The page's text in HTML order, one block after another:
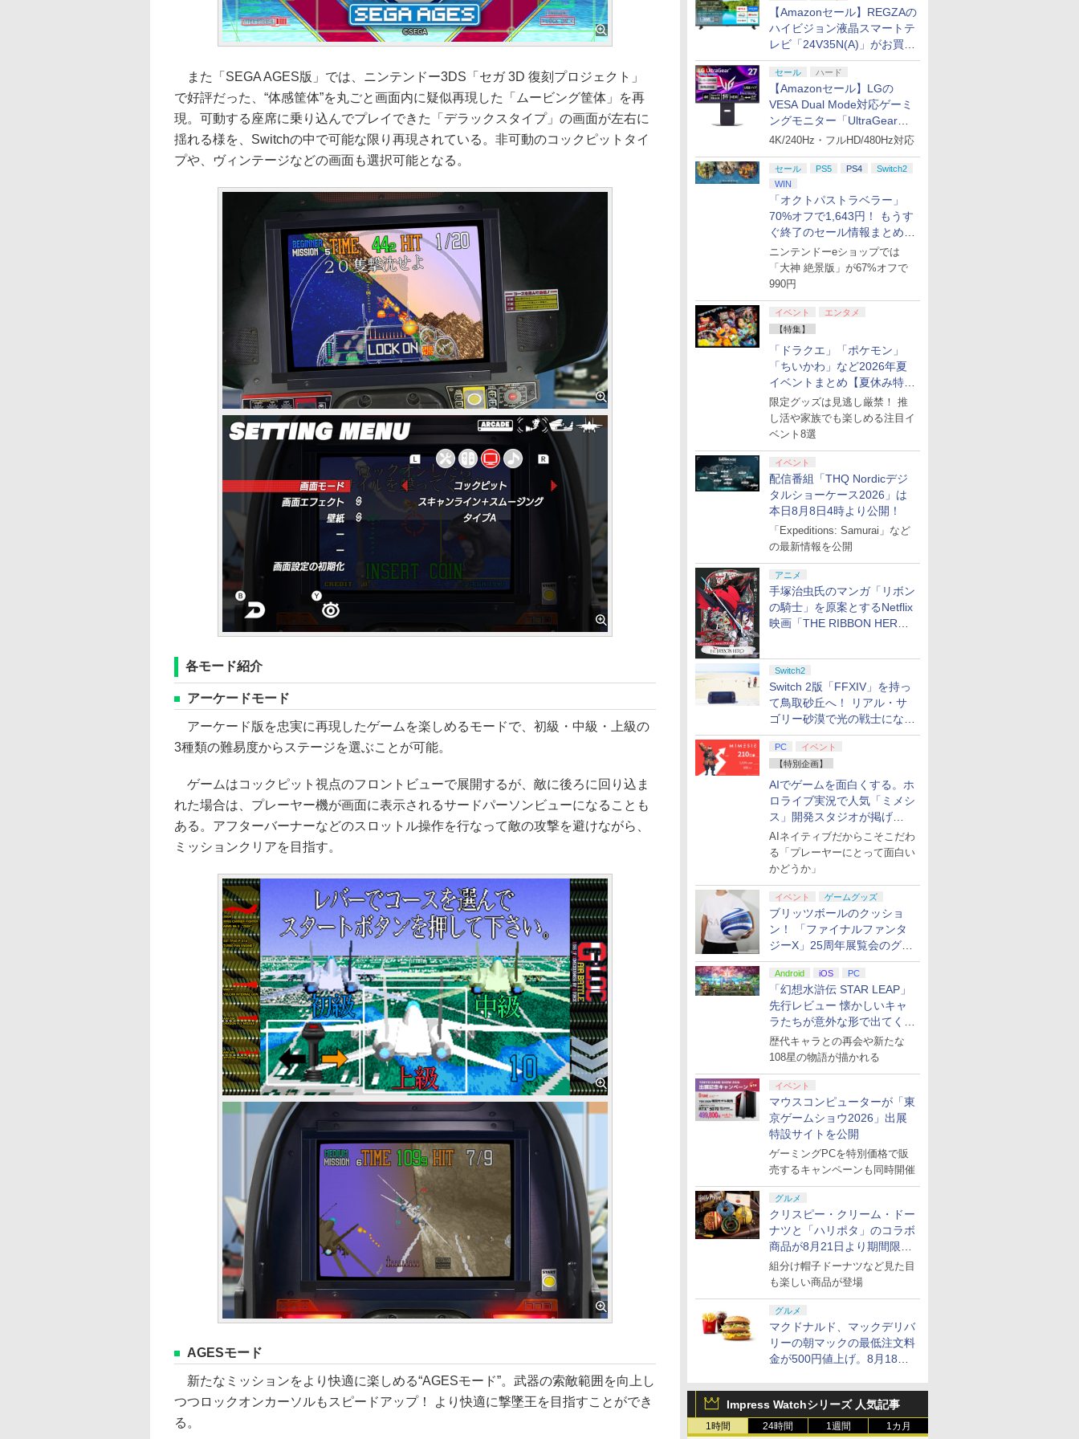
【Amazonセール】REGZAの
ハイビジョン液晶スマートテ
レビ「24V35N(A)」がお買い
得！
セール ハード
【Amazonセール】LGの
VESA Dual Mode対応ゲーミ
ングモニター「UltraGear
27G850A-B」がお買い得！
4K/240Hz・フルHD/480Hz対応
セール PS5 PS4
Switch2
WIN
「オクトパストラベラー」
70%オフで1,643円！ もうす
ぐ終了のセール情報まとめ
【8月8日更新】
ニンテンドーeショップでは
「大神 絶景版」が67%オフで
990円
イベント
エンタメ
【特集】
「ドラクエ」「ポケモン」
「ちいかわ」など2026年夏
イベントまとめ【夏休み特
集】
限定グッズは見逃し厳禁！ 推
し活や家族でも楽しめる注目イ
ベント8選
イベント
配信番組「THQ Nordicデジ
タルショーケース2026」は
本日8月8日4時より公開！
「Expeditions: Samurai」など
の最新情報を公開
アニメ
手塚治虫氏のマンガ「リボン
の騎士」を原案とするNetflix
映画「THE RIBBON HERO
Switch2
Switch 2版「FFXIV」を持っ
て鳥取砂丘へ！ リアル・サ
ゴリー砂漠で光の戦士になっ
てみた
PC
イベント
【特別企画】
AIでゲームを面白くする。ホ
ロライブ実況で人気「ミメシ
ス」開発スタジオが掲げ
る“AI活用の信念”とは？【講
演レポート】
AIネイティブだからこそこだわ
る「プレーヤーにとって面白い
かどうか」
イベント ゲームグッズ
ブリッツボールのクッショ
ン！ 「ファイナルファンタ
ジーX」25周年展覧会のグッ
ズ情報が公開
Android iOS PC
「幻想水滸伝 STAR LEAP」
先行レビュー 懐かしいキャ
ラたちが意外な形で出てくる
シリーズ完全新作！
歴代キャラとの再会や新たな
108星の物語が描かれる
イベント
マウスコンピューターが「東
京ゲームショウ2026」出展
特設サイトを公開
ゲーミングPCを特別価格で販
売するキャンペーンも同時開催
グルメ
クリスピー・クリーム・ドー
ナツと「ハリポタ」のコラボ
商品が8月21日より期間限定
で発売
組分け帽子ドーナツなど見た目
も楽しい商品が登場
グルメ
マクドナルド、マックデリバ
リーの朝マックの最低注文料
金が500円値上げ。8月18日
Impress Watchシリーズ 人気記事
1時間 24時間 1週間 1カ月
また「SEGA AGES版」では、ニンテンドー3DS「セガ 3D 復刻プロジェクト」
で好評だった、“体感筐体”を丸ごと画面内に疑似再現した「ムービング筐体」を再
現。可動する座席に乗り込んでプレイできた「デラックスタイプ」の画面が左右に
揺れる様を、Switchの中で可能な限り再現されている。非可動のコックピットタイ
プや、ヴィンテージなどの画面も選択可能となる。
各モード紹介
アーケードモード
アーケード版を忠実に再現したゲームを楽しめるモードで、初級・中級・上級の
3種類の難易度からステージを選ぶことが可能。
ゲームはコックピット視点のフロントビューで展開するが、敵に後ろに回り込ま
れた場合は、プレーヤー機が画面に表示されるサードパーソンビューになることも
ある。アフターバーナーなどのスロットル操作を行なって敵の攻撃を避けながら、
ミッションクリアを目指す。
AGESモード
新たなミッションをより快適に楽しめる“AGESモード”。武器の索敵範囲を向上し
つつロックオンカーソルもスピードアップ！ より快適に撃墜王を目指すことができ
る。